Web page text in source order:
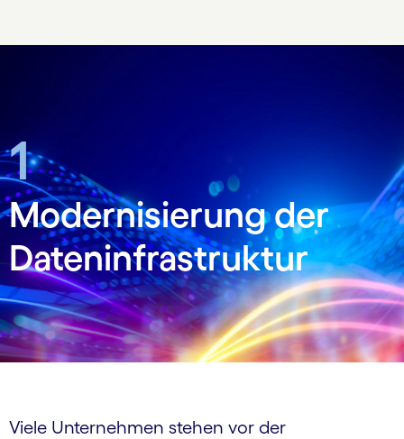
1
Modernisierung der
Dateninfrastruktur
Viele Unternehmen stehen vor der